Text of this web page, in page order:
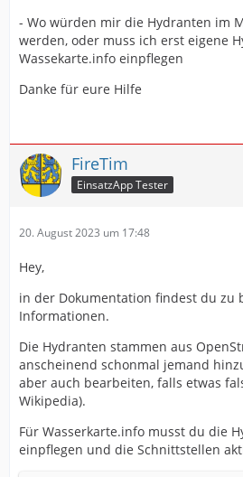
- Wo würden mir die Hydranten im
werden, oder muss ich erst eigene
Wassekarte.info einpflegen
Danke für eure Hilfe
FireTim
EinsatzApp Tester
20. August 2023 um 17:48
Hey,
in der Dokumentation findest du zu
Informationen.
Die Hydranten stammen aus
anscheinend schonmal jemand
aber auch bearbeiten, falls etwas
Wikipedia).
Für Wasserkarte.info musst du die
einpflegen und die Schnittstellen